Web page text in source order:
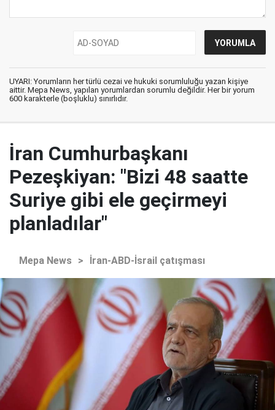
UYARI: Yorumların her türlü cezai ve hukuki sorumluluğu yazan kişiye
aittir. Mepa News, yapılan yorumlardan sorumlu değildir. Her bir yorum
600 karakterle (boşluklu) sınırlıdır.
İran Cumhurbaşkanı
Pezeşkiyan: "Bizi 48 saatte
Suriye gibi ele geçirmeyi
planladılar"
Mepa News > İran-ABD-İsrail çatışması